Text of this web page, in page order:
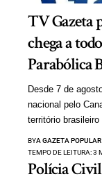
TV Gazeta
chega a
Parabólica
Desde 7 de
nacional pelo
território
BYA GAZETA POPULAR
TEMPO DE LEITURA: 3
Polícia